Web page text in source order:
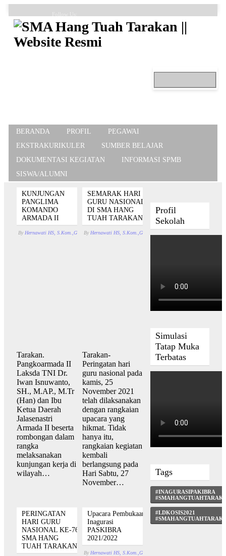
FAQ Contacts About
BERANDA PROFIL
PEGAWAI
EKSTRAKURIKULER
SUMBER BELAJAR
DOKUMENTASI KEGIATAN
INFORMASI SPMB
SISWA/ALUMNI
KUNJUNGAN
PANGLIMA
KOMANDO
ARMADA II
By Hernawati HS, S.Kom.,Gr. Desember 28, 2021 With
Tarakan.
Pangkoarmada II
Laksda TNI Dr.
Iwan Isnuwanto,
SH., M.AP., M.Tr
(Han) dan Ibu
Ketua Daerah
Jalasenastri
Armada II beserta
rombongan dalam
rangka
melaksanakan
kunjungan kerja di
wilayah…
SEMARAK HARI
GURU NASIONAL
DI SMA HANG
TUAH TARAKAN
By Hernawati HS, S.Kom.,Gr.
Tarakan-
Peringatan hari
guru nasional pada
kamis, 25
November 2021
telah dilaksanakan
dengan rangkaian
upacara yang
hikmat. Tidak
hanya itu,
rangkaian kegiatan
kembali
berlangsung pada
Hari Sabtu, 27
November…
PERINGATAN
HARI GURU
NASIONAL KE-76
SMA HANG
TUAH TARAKAN
Upacara Pembukaan
Inagurasi
PASKIBRA
2021/2022
By Hernawati HS, S.Kom.,Gr.
Profil
Sekolah
Simulasi
Tatap Muka
Terbatas
Tags
#INAGURASIPAKIBRA
#LDKOSIS2021